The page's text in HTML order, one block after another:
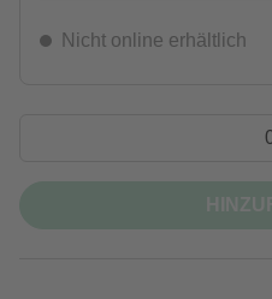
Nicht online erhältlich